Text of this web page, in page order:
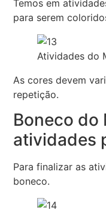
Temos em
para serem
Atividades do
As cores devem
repetição.
Boneco do
atividades
Para finalizar as
boneco.